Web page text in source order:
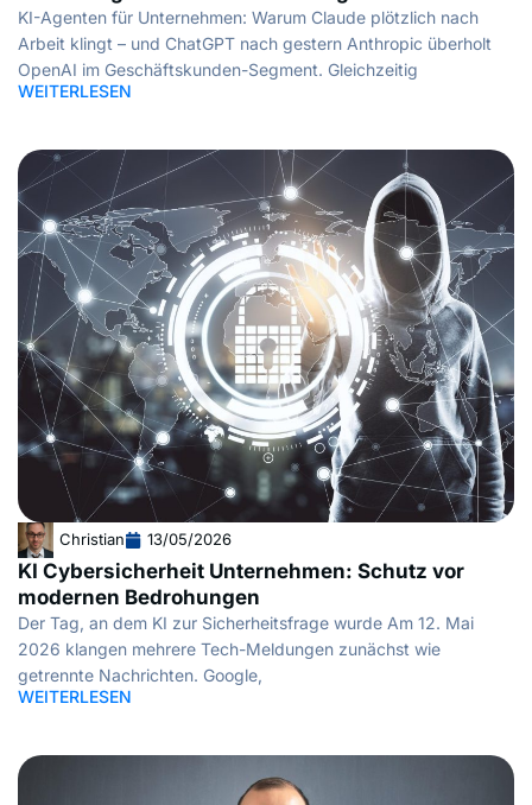
KI-Agenten für Unternehmen: Warum Claude plötzlich nach
Arbeit klingt – und ChatGPT nach gestern Anthropic überholt
OpenAI im Geschäftskunden-Segment. Gleichzeitig
WEITERLESEN
Christian 13/05/2026
KI Cybersicherheit Unternehmen: Schutz vor
modernen Bedrohungen
Der Tag, an dem KI zur Sicherheitsfrage wurde Am 12. Mai
2026 klangen mehrere Tech-Meldungen zunächst wie
getrennte Nachrichten. Google,
WEITERLESEN